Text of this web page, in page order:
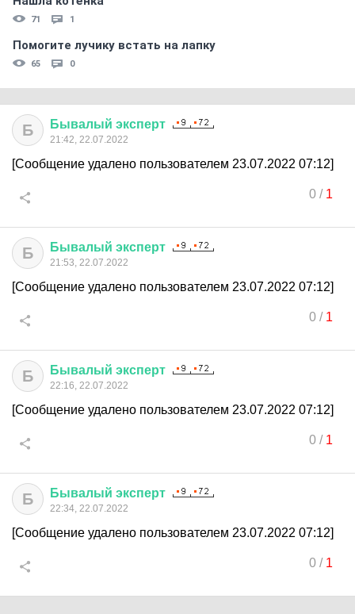
71 1
Помогите лучику встать на лапку
65 0
Б Бывалый эксперт
21:42, 22.07.2022
[Сообщение удалено пользователем 23.07.2022 07:12]
0/ 1
Б Бывалый эксперт
21:53, 22.07.2022
[Сообщение удалено пользователем 23.07.2022 07:12]
0/ 1
Б Бывалый эксперт
22:16, 22.07.2022
[Сообщение удалено пользователем 23.07.2022 07:12]
0/ 1
Б Бывалый эксперт
22:34, 22.07.2022
[Сообщение удалено пользователем 23.07.2022 07:12]
0/ 1